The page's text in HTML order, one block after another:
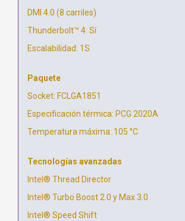
DMI 4.0 (8 carriles)
Thunderbolt™ 4: Sí
Escalabilidad: 1S
Paquete
Socket: FCLGA1851
Especificación térmica: PCG 2020A
Temperatura máxima: 105 °C
Tecnologías avanzadas
Intel® Thread Director
Intel® Turbo Boost 2.0 y Max 3.0
Intel® Speed Shift